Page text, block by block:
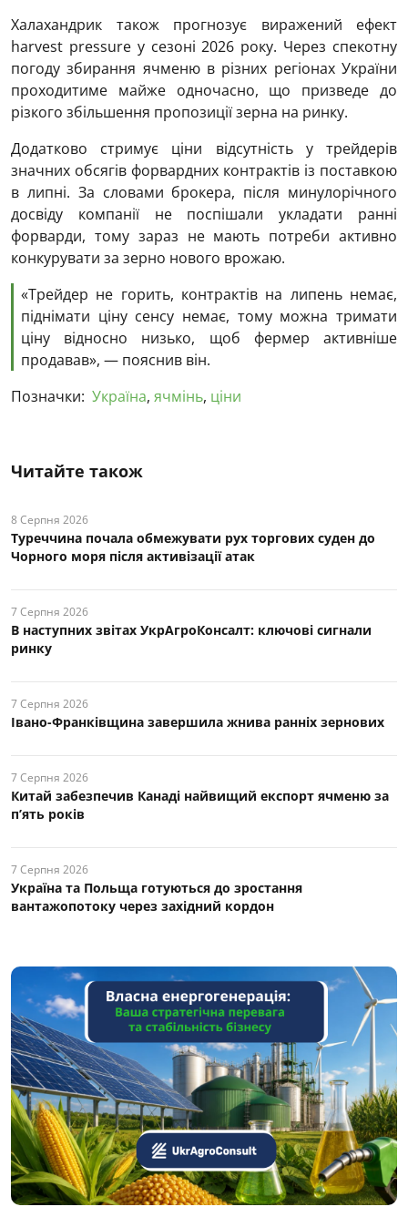
Халахандрик також прогнозує виражений ефект
harvest pressure у сезоні 2026 року. Через спекотну
погоду збирання ячменю в різних регіонах України
проходитиме майже одночасно, що призведе до
різкого збільшення пропозиції зерна на ринку.
Додатково стримує ціни відсутність у трейдерів
значних обсягів форвардних контрактів із поставкою
в липні. За словами брокера, після минулорічного
досвіду компанії не поспішали укладати ранні
форварди, тому зараз не мають потреби активно
конкурувати за зерно нового врожаю.
«Трейдер не горить, контрактів на липень немає,
піднімати ціну сенсу немає, тому можна тримати
ціну відносно низько, щоб фермер активніше
продавав», — пояснив він.
Позначки: Україна, ячмінь, ціни
Читайте також
8 Серпня 2026
Туреччина почала обмежувати рух торгових суден до
Чорного моря після активізації атак
7 Серпня 2026
В наступних звітах УкрАгроКонсалт: ключові cигнали
ринку
7 Серпня 2026
Івано-Франківщина завершила жнива ранніх зернових
7 Серпня 2026
Китай забезпечив Канаді найвищий експорт ячменю за
п’ять років
7 Серпня 2026
Україна та Польща готуються до зростання
вантажопотоку через західний кордон